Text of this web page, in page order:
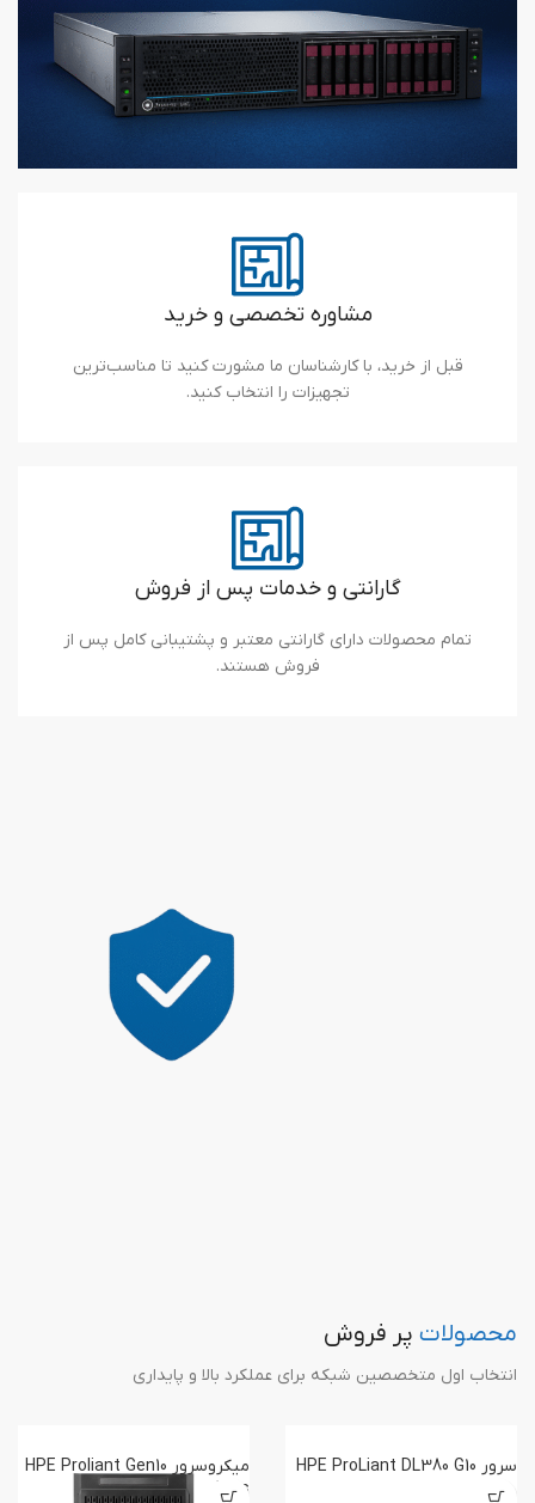
مشاوره تخصصی و خرید
قبل از خرید، با کارشناسان ما مشورت کنید تا مناسب‌ترین
تجهیزات را انتخاب کنید.
گارانتی و خدمات پس از فروش
تمام محصولات دارای گارانتی معتبر و پشتیبانی کامل پس از
فروش هستند.
اصالت کالا
تمامی محصولات ارائه‌شده در فروشگاه ما
دارای هولوگرام اصالت و گارانتی معتبر از
محصولات پر فروش
انتخاب اول متخصصین شبکه برای عملکرد بالا و پایداری
سرور HPE ProLiant DL380 G10
میکروسرور HPE Proliant Gen10
Plus